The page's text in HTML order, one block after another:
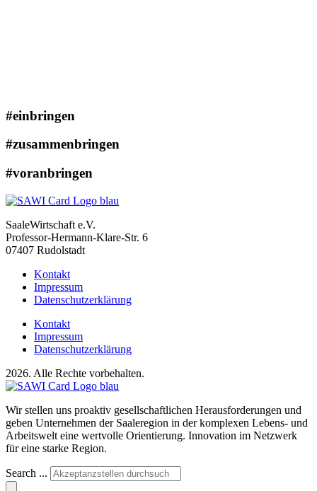
#einbringen
#zusammenbringen
#voranbringen
SaaleWirtschaft e.V.
Professor-Hermann-Klare-Str. 6
07407 Rudolstadt
Kontakt
Impressum
Datenschutzerklärung
Kontakt
Impressum
Datenschutzerklärung
2026. Alle Rechte vorbehalten.
Wir stellen uns proaktiv gesellschaftlichen Herausforderungen und
geben Unternehmen der Saaleregion in der komplexen Lebens- und
Arbeitswelt eine wertvolle Orientierung. Innovation im Netzwerk
für eine starke Region.
Search ...